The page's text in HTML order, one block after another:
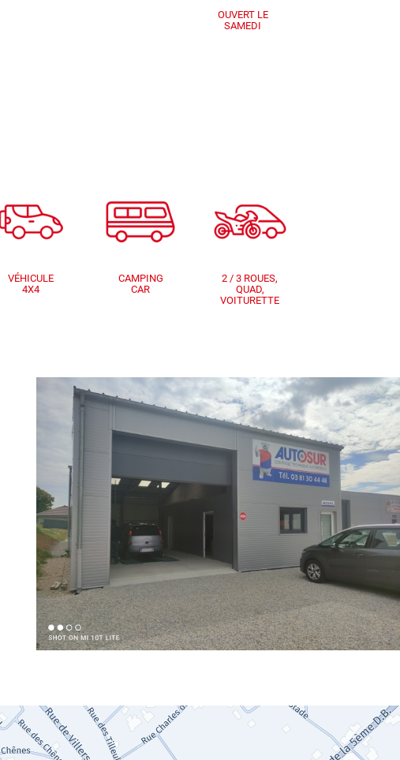
OUVERT LE
SAMEDI
VÉHICULE
4X4
CAMPING
CAR
2 / 3 ROUES,
QUAD,
VOITURETTE